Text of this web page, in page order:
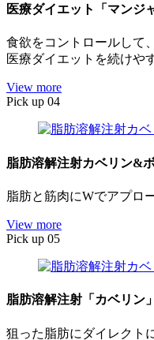
医療ダイエット「マンジ
食欲をコントロールして
医療ダイエットを続けや
View more
Pick up 04
脂肪溶解注射カベリン&
脂肪と筋肉にWでアプロ
View more
Pick up 05
脂肪溶解注射「カベリン」
狙った脂肪にダイレクト